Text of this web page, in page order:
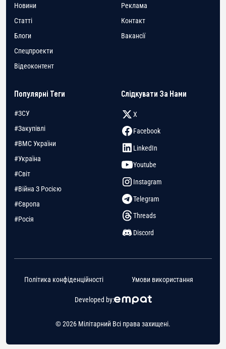
Новини
Статті
Блоги
Спецпроекти
Відеоконтент
Реклама
Контакт
Вакансії
Популярні Теги
#ЗСУ
#Закупівлі
#ВМС України
#Україна
#Світ
#Війна З Росією
#Європа
#Росія
Слідкувати За Нами
X
Facebook
LinkedIn
Youtube
Instagram
Telegram
Threads
Discord
© 2026 Мілітарний Всі права захищені.
Developed by:
Політика конфіденційності Умови використання